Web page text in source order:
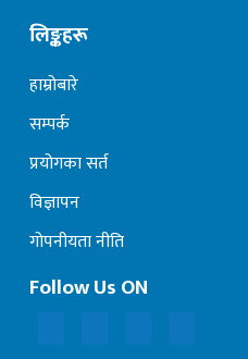
लिङ्कहरू
हाम्रोबारे
सम्पर्क
प्रयोगका सर्त
विज्ञापन
गोपनीयता नीति
Follow Us ON